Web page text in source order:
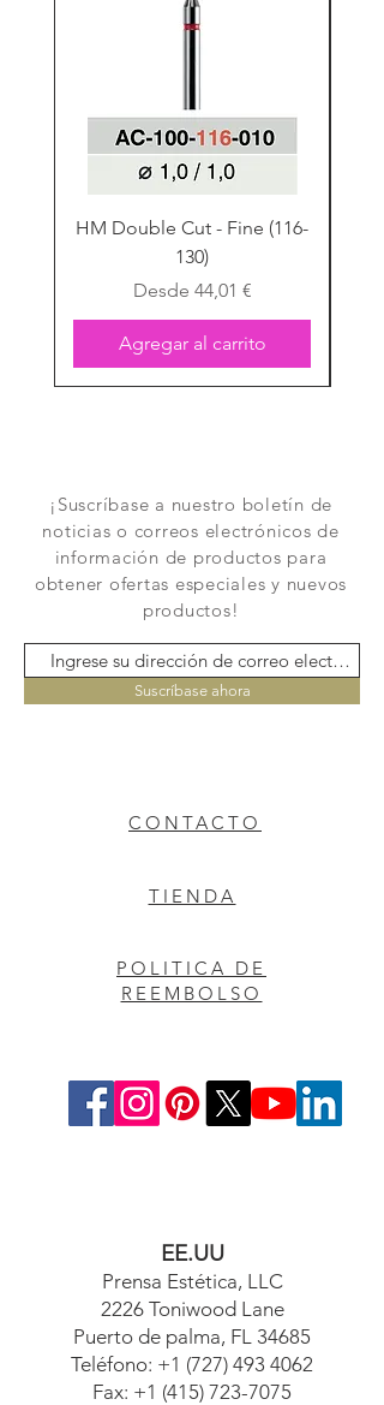
HM Double Cut - Fine (116-
130)
Desde 44,01 €
Precio de oferta
Agregar al carrito
¡Suscríbase a nuestro boletín de
noticias o correos electrónicos de
información de productos para
obtener ofertas especiales y nuevos
productos!
Suscríbase ahora
CONTACTO
TIENDA
POLITICA DE
REEMBOLSO
EE.UU
Prensa Estética, LLC
2226 Toniwood Lane
Puerto de palma, FL 34685
Teléfono: +1 (727) 493 4062
Fax: +1 (415) 723-7075